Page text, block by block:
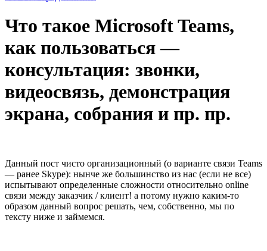
Что такое Microsoft Teams,
как пользоваться —
консультация: звонки,
видеосвязь, демонстрация
экрана, собрания и пр. пр.
Данный пост чисто организационный (о варианте связи Teams
— ранее Skype): нынче же большинство из нас (если не все)
испытывают определенные сложности относительно online
связи между заказчик / клиент! а потому нужно каким-то
образом данный вопрос решать, чем, собственно, мы по
тексту ниже и займемся.